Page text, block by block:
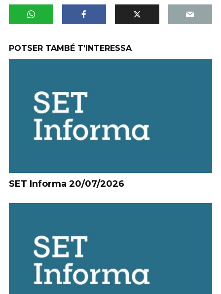
POTSER TAMBÉ T'INTERESSA
SET Informa 20/07/2026